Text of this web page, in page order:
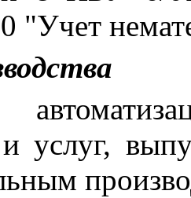
"Учет
услуг,